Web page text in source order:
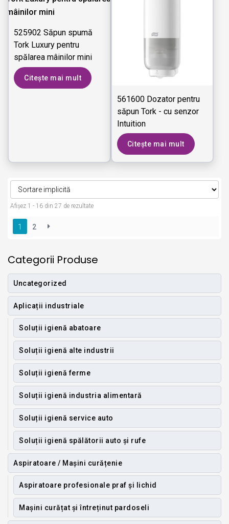
525902 Săpun spumă
Tork Luxury pentru
spălarea mâinilor mini
Citește mai mult
561600 Dozator pentru
săpun Tork - cu senzor
Intuition
Citește mai mult
Afișez 1 - 16 din 27 de rezultate
1 2
Categorii Produse
Uncategorized
Aplicații industriale
Soluții igienă abatoare
Soluții igienă alte industrii
Soluții igienă ferme
Soluții igienă industria alimentară
Soluții igienă service auto
Soluții igienă spălătorii auto și rufe
Aspiratoare / Mașini curățenie
Aspiratoare profesionale praf și lichid
Mașini curățat și întreținut pardoseli